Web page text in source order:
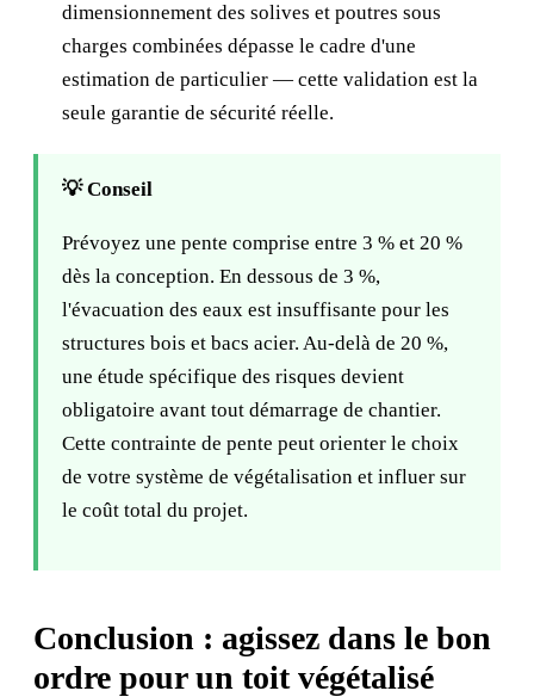
dimensionnement des solives et poutres sous
charges combinées dépasse le cadre d'une
estimation de particulier — cette validation est la
seule garantie de sécurité réelle.
💡 Conseil
Prévoyez une pente comprise entre 3 % et 20 %
dès la conception. En dessous de 3 %,
l'évacuation des eaux est insuffisante pour les
structures bois et bacs acier. Au-delà de 20 %,
une étude spécifique des risques devient
obligatoire avant tout démarrage de chantier.
Cette contrainte de pente peut orienter le choix
de votre système de végétalisation et influer sur
le coût total du projet.
Conclusion : agissez dans le bon
ordre pour un toit végétalisé